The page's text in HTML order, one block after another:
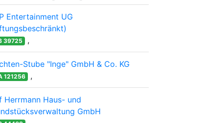
Entertainment UG
39725 ,
Stube "Inge" GmbH & Co. KG
121256 ,
Herrmann Haus- und
GmbH